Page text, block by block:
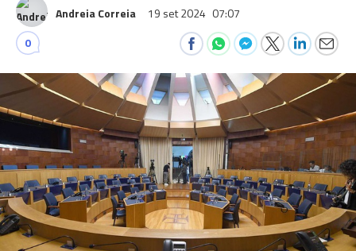
Andreia Correia 19 set 2024 07:07
0